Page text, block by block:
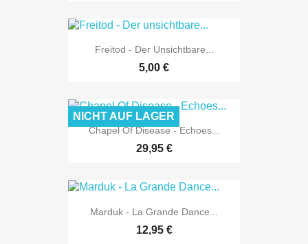
Freitod - Der Unsichtbare...
5,00 €
Chapel Of Disease - Echoes...
29,95 €
NICHT AUF LAGER
Marduk - La Grande Dance...
12,95 €